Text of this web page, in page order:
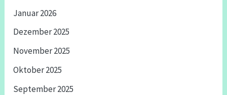
Januar 2026
Dezember 2025
November 2025
Oktober 2025
September 2025